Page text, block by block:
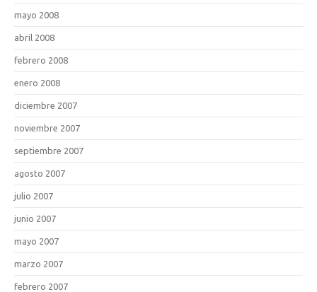
mayo 2008
abril 2008
febrero 2008
enero 2008
diciembre 2007
noviembre 2007
septiembre 2007
agosto 2007
julio 2007
junio 2007
mayo 2007
marzo 2007
febrero 2007